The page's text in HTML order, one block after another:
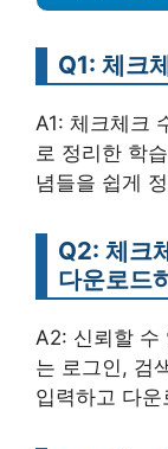
Q1: 체크
A1: 체크체크
로 정리한 학
념들을 쉽게
Q2: 체크
다운로드
A2: 신뢰할 수
는 로그인, 검
입력하고 다